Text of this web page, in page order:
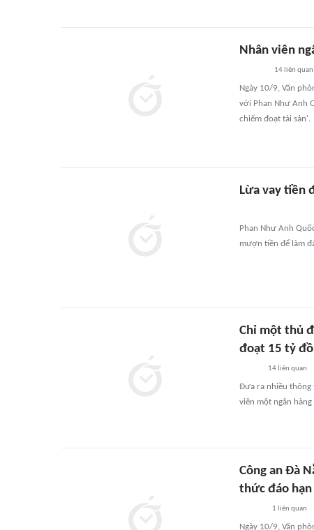
Nhân viên
14liên quan
Ngày 10/9, Văn
với Phan Như Anh
chiếm đoạt tài sản'.
Lừa vay tiền
Phan Như Anh
mượn tiền để làm
Chỉ một thủ
đoạt 15 tỷ
14 liên quan
Đưa ra nhiều thông
viên một ngân
Công an Đà
thức đáo hạn
1 liên quan
Ngày 10/9, Văn